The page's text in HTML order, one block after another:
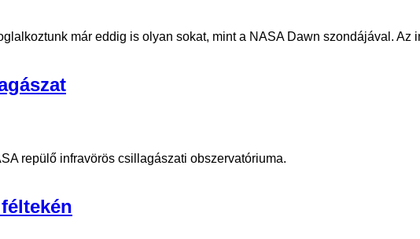
már eddig is olyan sokat, mint a NASA Dawn szondájával. Az
repülő infravörös csillagászati obszervatóriuma.